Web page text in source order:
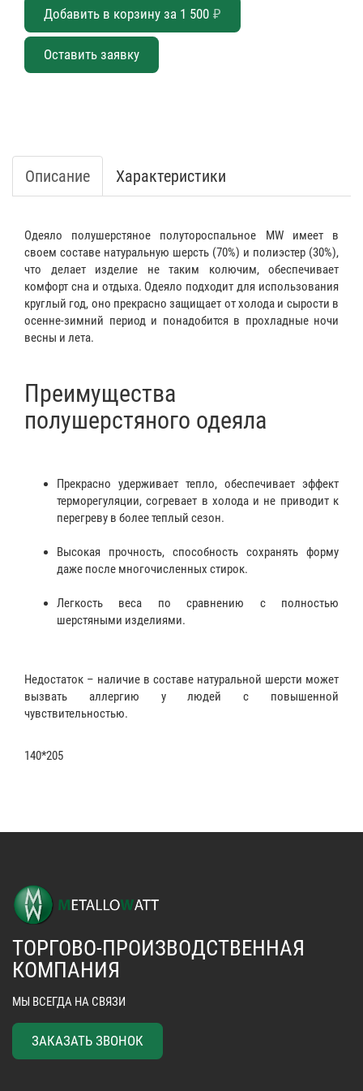
Добавить в корзину за 1 500 ₽
Оставить заявку
Описание Характеристики
Одеяло полушерстяное полутороспальное MW имеет в
своем составе натуральную шерсть (70%) и полиэстер (30%),
что делает изделие не таким колючим, обеспечивает
комфорт сна и отдыха. Одеяло подходит для использования
круглый год, оно прекрасно защищает от холода и сырости в
осенне-зимний период и понадобится в прохладные ночи
весны и лета.
Преимущества
полушерстяного одеяла
Прекрасно удерживает тепло, обеспечивает эффект
терморегуляции, согревает в холода и не приводит к
перегреву в более теплый сезон.
Высокая прочность, способность сохранять форму
даже после многочисленных стирок.
Легкость веса по сравнению с полностью
шерстяными изделиями.
Недостаток – наличие в составе натуральной шерсти может
вызвать аллергию у людей с повышенной
чувствительностью.
140*205
ТОРГОВО-ПРОИЗВОДСТВЕННАЯ
КОМПАНИЯ
МЫ ВСЕГДА НА СВЯЗИ
ЗАКАЗАТЬ ЗВОНОК